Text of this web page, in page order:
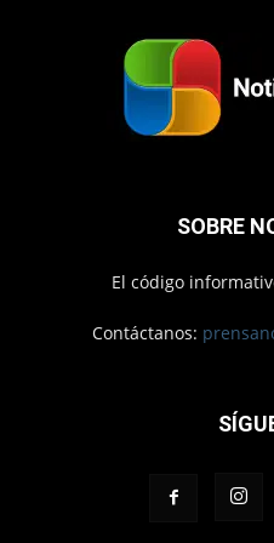
SOBRE
El código
Contáctanos: